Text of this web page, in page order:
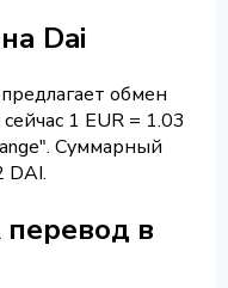
Dai
обмен
1 EUR = 1.03
Суммарный
DAI.
перевод в